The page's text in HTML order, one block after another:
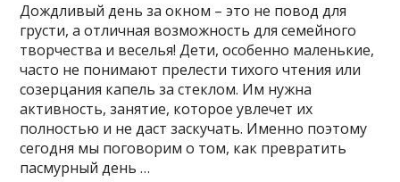
Дождливый день за окном – это не повод для
грусти, а отличная возможность для семейного
творчества и веселья! Дети, особенно маленькие,
часто не понимают прелести тихого чтения или
созерцания капель за стеклом. Им нужна
активность, занятие, которое увлечет их
полностью и не даст заскучать. Именно поэтому
сегодня мы поговорим о том, как превратить
пасмурный день …